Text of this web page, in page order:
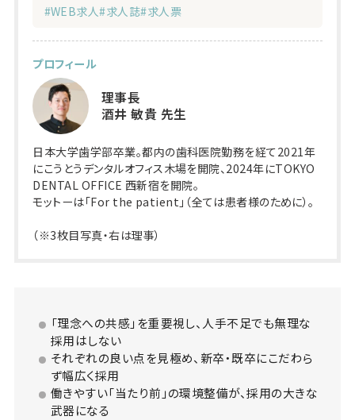
#WEB求人#求人誌#求人票
プロフィール
理事長
酒井 敏貴 先生
日本大学歯学部卒業。都内の歯科医院勤務を経て2021年
にこうとうデンタルオフィス木場を開院、2024年にTOKYO
DENTAL OFFICE 西新宿を開院。
モットーは「For the patient」（全ては患者様のために）。
（※3枚目写真・右は理事）
「理念への共感」を重要視し、人手不足でも無理な
採用はしない
それぞれの良い点を見極め、新卒・既卒にこだわら
ず幅広く採用
働きやすい「当たり前」の環境整備が、採用の大きな
武器になる